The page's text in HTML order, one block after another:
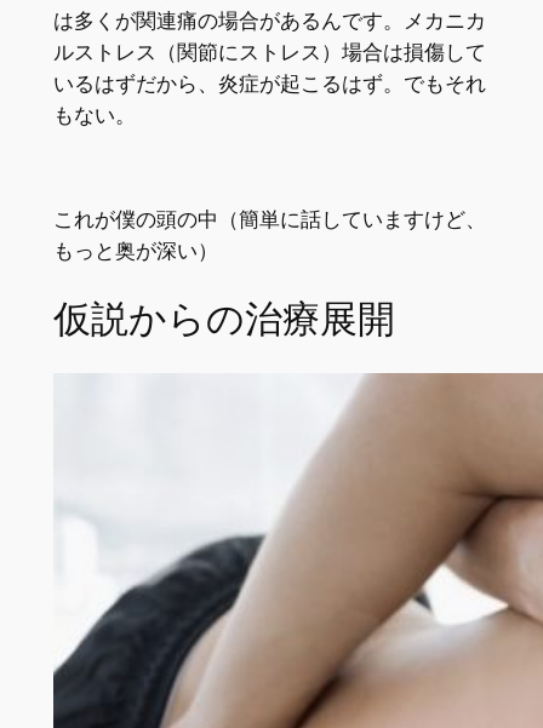
は多くが関連痛の場合があるんです。メカニカ
ルストレス（関節にストレス）場合は損傷して
いるはずだから、炎症が起こるはず。でもそれ
もない。
これが僕の頭の中（簡単に話していますけど、
もっと奥が深い）
仮説からの治療展開